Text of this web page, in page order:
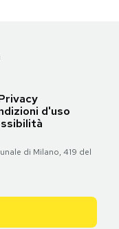
d'uso
di Milano, 419 del